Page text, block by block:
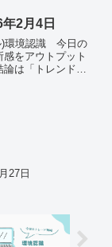
今日もとくに懸
は安...
2月4日
)環境認識 今日の
をアウトプット
は「トレンド転
27日